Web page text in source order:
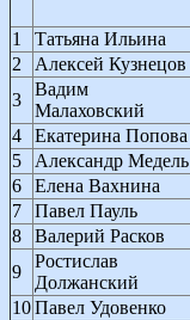
1
Татьяна Ильина
2
Алексей Кузнецов
3
Вадим
Малаховский
4
Екатерина Попова
5
Александр Медель
6
Елена Вахнина
7
Павел Пауль
8
Валерий Расков
9
Ростислав
Должанский
10Павел Удовенко